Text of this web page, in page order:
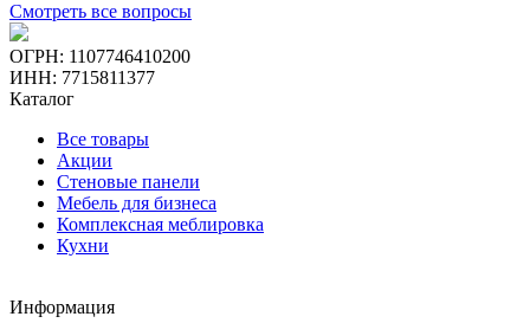
Смотреть все вопросы
ОГРН: 1107746410200
ИНН: 7715811377
Каталог
Все товары
Акции
Стеновые панели
Мебель для бизнеса
Комплексная меблировка
Кухни
Информация